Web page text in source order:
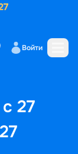
Войти
27
и